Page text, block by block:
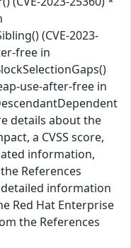
(CVE-2023-
free in
use-after-free in
details about the
a CVSS score,
information,
References
information
Red Hat Enterprise
the References